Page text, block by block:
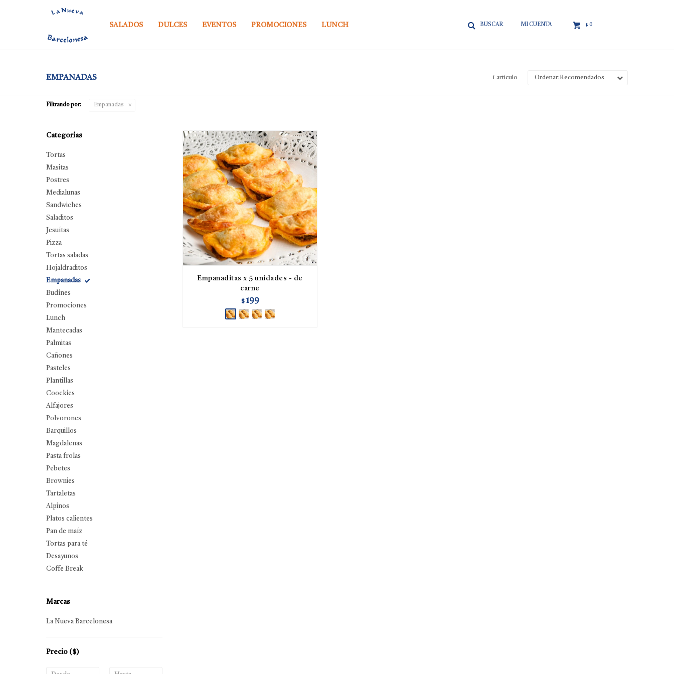
SALADOS DULCES EVENTOS PROMOCIONES LUNCH $ 0
EMPANADAS 1 artículo Recomendados
Filtrando por: Empanadas
Empanaditas x 5 unidades - de
carne
$ 199
Categorías
Tortas
Masitas
Postres
Medialunas
Sandwiches
Saladitos
Jesuítas
Pizza
Tortas saladas
Hojaldraditos
Empanadas
Budínes
Promociones
Lunch
Mantecadas
Palmitas
Cañones
Pasteles
Plantillas
Coockies
Alfajores
Polvorones
Barquillos
Magdalenas
Pasta frolas
Pebetes
Brownies
Tartaletas
Alpinos
Platos calientes
Pan de maíz
Tortas para té
Desayunos
Coffe Break
Marcas
La Nueva Barcelonesa
Precio ($)